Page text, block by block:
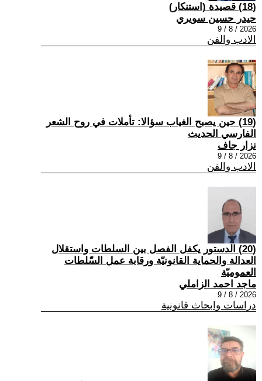
(18) قصيدة (استنكار)
حيدر حسين سويري
2026 / 8 / 9
الادب والفن
(19) حين يصبح الغياب سؤالا: تأملات في روح الشعر
الفارسي الحديث
نزار جاف
2026 / 8 / 9
الادب والفن
(20) الدستور يكفل الفصل بين السلطات واستقلال
العدالة والحماية القانونيّة ورقابة عمل السّلطات
العموميّة
ماجد احمد الزاملي
2026 / 8 / 9
دراسات وابحاث قانونية